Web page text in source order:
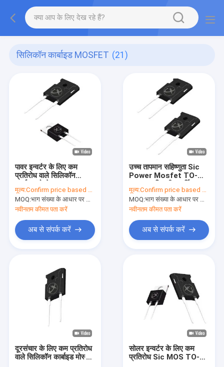
सिलिकॉन कार्बाइड MOSFET (21)
पावर इन्वर्टर के लिए कम
प्रतिरोध वाले सिलिकॉन
मूल्य:Confirm price based on part number
MOQ:भाग संख्या के आधार पर मात्रा की पुष्टि करें
नवीनतम कीमत पता करें
अब से संपर्क करें
उच्च तापमान सहिष्णुता Sic
Power Mosfet TO-
इकाइयों के लिए
मूल्य:Confirm price based on part number
MOQ:भाग संख्या के आधार पर मात्रा की पुष्टि करें
नवीनतम कीमत पता करें
अब से संपर्क करें
दूरसंचार के लिए कम प्रतिरोध
वाले सिलिकॉन कार्बाइड मोस्फेट
सोलर इन्वर्टर के लिए कम
प्रतिरोध Sic MOS TO-